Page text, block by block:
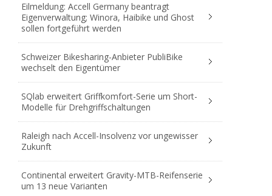
Eilmeldung: Accell Germany beantragt
Eigenverwaltung; Winora, Haibike und Ghost
sollen fortgeführt werden
Schweizer Bikesharing-Anbieter PubliBike
wechselt den Eigentümer
SQlab erweitert Griffkomfort-Serie um Short-
Modelle für Drehgriffschaltungen
Raleigh nach Accell-Insolvenz vor ungewisser
Zukunft
Continental erweitert Gravity-MTB-Reifenserie
um 13 neue Varianten